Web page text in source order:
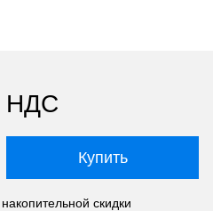
НДС
Купить
скидки